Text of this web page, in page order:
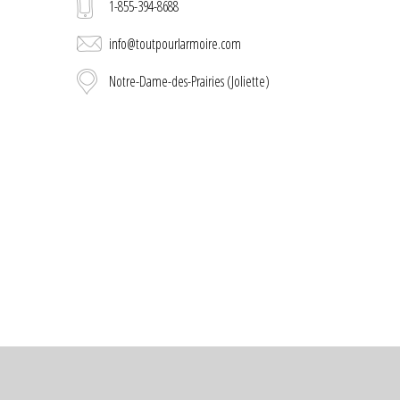
1-855-394-8688
info@toutpourlarmoire.com
Notre-Dame-des-Prairies (Joliette)